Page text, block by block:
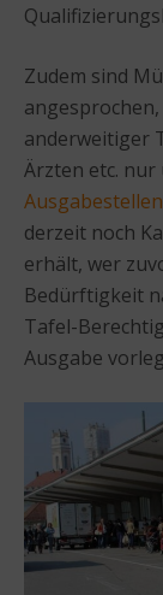
Zudem sind
anderweitiger
Ärzten etc.
Ausgabestellen
derzeit noch
erhält, wer
Bedürftigkeit
Tafel-
Ausgabe